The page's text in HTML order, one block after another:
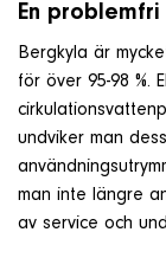
En
Bergkyla är
för över 95-98 %.
undviker man
man inte längre
av service och